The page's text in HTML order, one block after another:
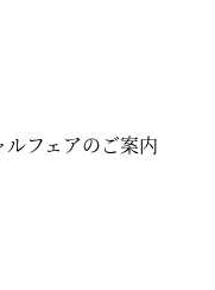
フェアのご案内